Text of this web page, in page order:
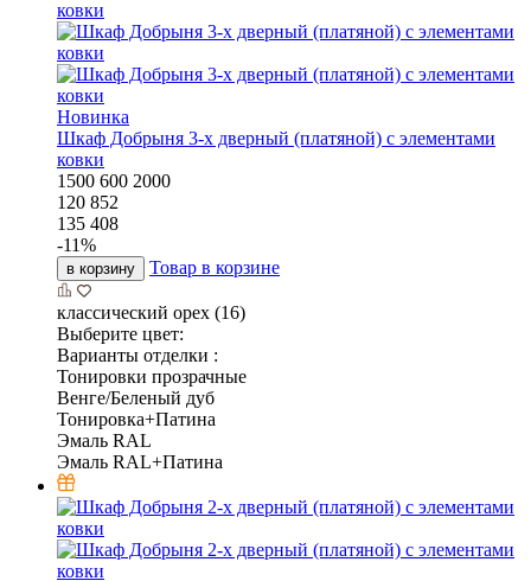
Новинка
Шкаф Добрыня 3-х дверный (платяной) с элементами
ковки
1500 600 2000
120 852
135 408
-11%
в корзину Товар в корзине
классический орех (16)
Выберите цвет:
Варианты отделки :
Тонировки прозрачные
Венге/Беленый дуб
Тонировка+Патина
Эмаль RAL
Эмаль RAL+Патина